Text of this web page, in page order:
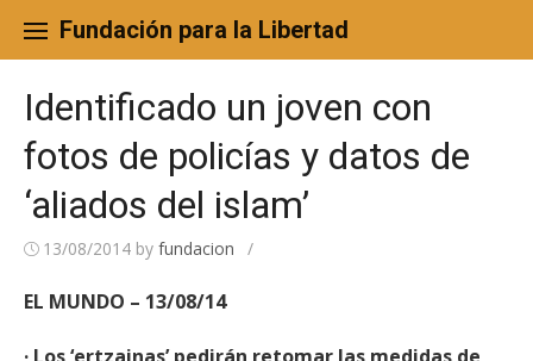
content
Fundación para la Libertad
Identificado un joven con
fotos de policías y datos de
‘aliados del islam’
13/08/2014 by fundacion /
EL MUNDO – 13/08/14